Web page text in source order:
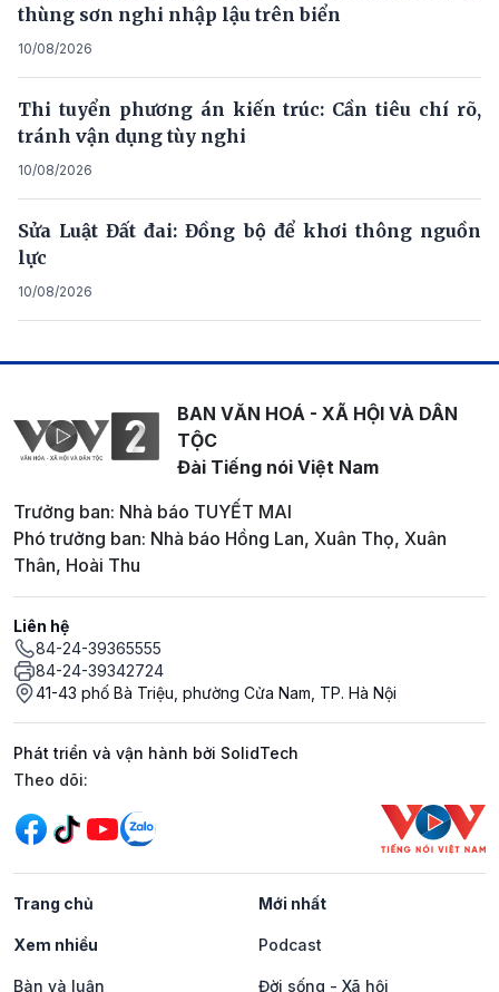
thùng sơn nghi nhập lậu trên biển
10/08/2026
Thi tuyển phương án kiến trúc: Cần tiêu chí rõ,
tránh vận dụng tùy nghi
10/08/2026
Sửa Luật Đất đai: Đồng bộ để khơi thông nguồn
lực
10/08/2026
BAN VĂN HOÁ - XÃ HỘI VÀ DÂN
TỘC
Đài Tiếng nói Việt Nam
Trưởng ban: Nhà báo TUYẾT MAI
Phó trưởng ban: Nhà báo Hồng Lan, Xuân Thọ, Xuân
Thân, Hoài Thu
Liên hệ
84-24-39365555
84-24-39342724
41-43 phố Bà Triệu, phường Cửa Nam, TP. Hà Nội
Phát triển và vận hành bởi SolidTech
Mạng xã hội
Theo dõi:
Trang chủ Mới nhất
Xem nhiều Podcast
Bàn và luận Đời sống - Xã hội